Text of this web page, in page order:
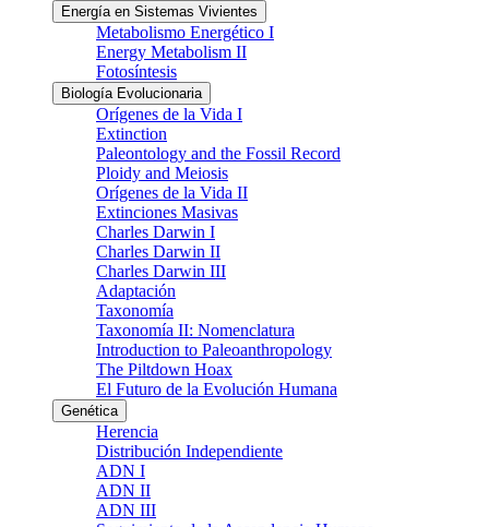
Energía en Sistemas Vivientes
Metabolismo Energético I
Energy Metabolism II
Fotosíntesis
Biología Evolucionaria
Orígenes de la Vida I
Extinction
Paleontology and the Fossil Record
Ploidy and Meiosis
Orígenes de la Vida II
Extinciones Masivas
Charles Darwin I
Charles Darwin II
Charles Darwin III
Adaptación
Taxonomía
Taxonomía II: Nomenclatura
Introduction to Paleoanthropology
The Piltdown Hoax
El Futuro de la Evolución Humana
Genética
Herencia
Distribución Independiente
ADN I
ADN II
ADN III